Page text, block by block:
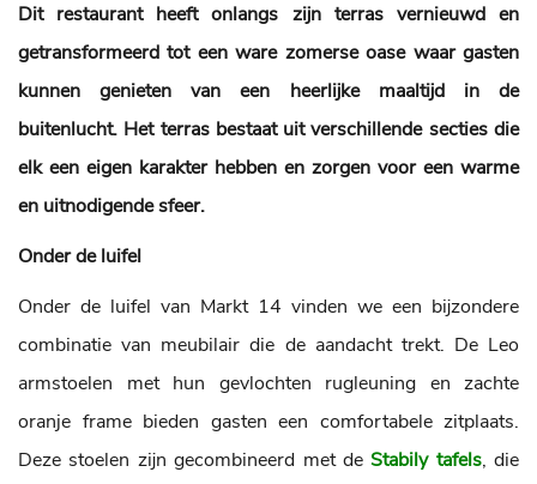
Dit restaurant heeft onlangs zijn terras vernieuwd en
getransformeerd tot een ware zomerse oase waar gasten
kunnen genieten van een heerlijke maaltijd in de
buitenlucht. Het terras bestaat uit verschillende secties die
elk een eigen karakter hebben en zorgen voor een warme
en uitnodigende sfeer.
Onder de luifel
Onder de luifel van Markt 14 vinden we een bijzondere
combinatie van meubilair die de aandacht trekt. De Leo
armstoelen met hun gevlochten rugleuning en zachte
oranje frame bieden gasten een comfortabele zitplaats.
Deze stoelen zijn gecombineerd met deStabily tafels, die